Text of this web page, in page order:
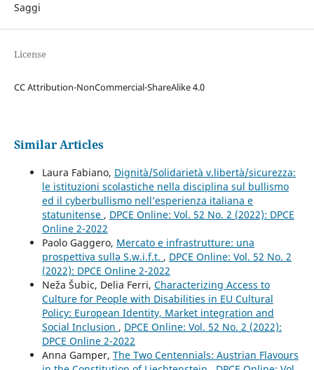
Saggi
License
CC Attribution-NonCommercial-ShareAlike 4.0
Similar Articles
Laura Fabiano, Dignità/Solidarietà v.libertà/sicurezza:
le istituzioni scolastiche nella disciplina sul bullismo
ed il cyberbullismo nell’esperienza italiana e
statunitense , DPCE Online: Vol. 52 No. 2 (2022): DPCE
Online 2-2022
Paolo Gaggero, Mercato e infrastrutture: una
prospettiva sullə S.w.i.f.t. , DPCE Online: Vol. 52 No. 2
(2022): DPCE Online 2-2022
Neža Šubic, Delia Ferri, Characterizing Access to
Culture for People with Disabilities in EU Cultural
Policy: European Identity, Market integration and
Social Inclusion , DPCE Online: Vol. 52 No. 2 (2022):
DPCE Online 2-2022
Anna Gamper, The Two Centennials: Austrian Flavours